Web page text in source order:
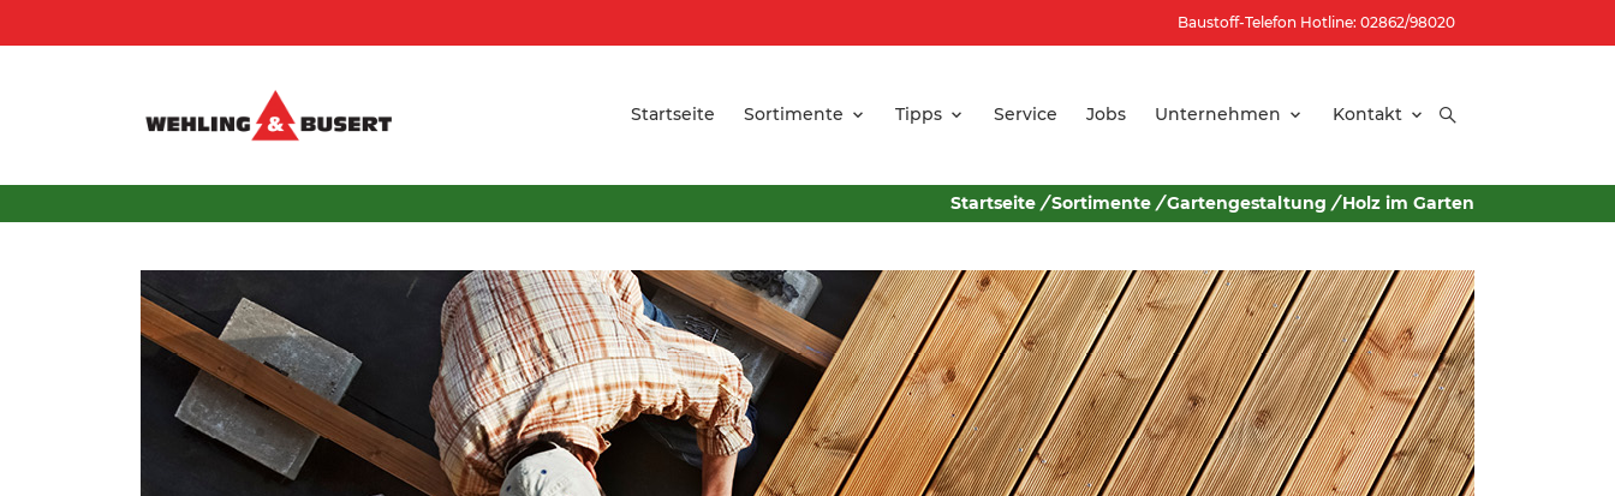
Baustoff-Telefon Hotline: 02862/98020
Startseite Sortimente Tipps Service Jobs Unternehmen Kontakt
Startseite / Sortimente / Gartengestaltung / Holz im Garten